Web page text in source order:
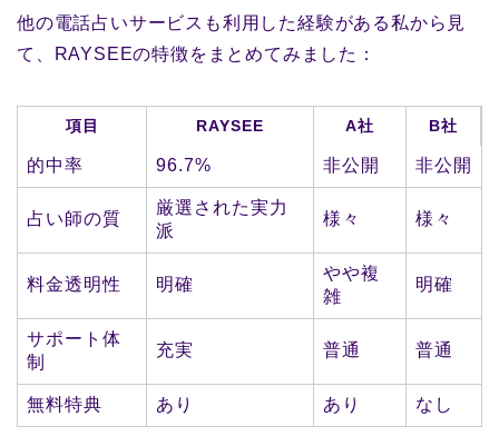
他の電話占いサービスも利用した経験がある私から見
て、RAYSEEの特徴をまとめてみました：
項目 RAYSEE A社 B社
的中率 96.7% 非公開 非公開
占い師の質
厳選された実力
派
様々 様々
料金透明性 明確
やや複
雑
明確
サポート体
制
充実 普通 普通
無料特典 あり あり なし